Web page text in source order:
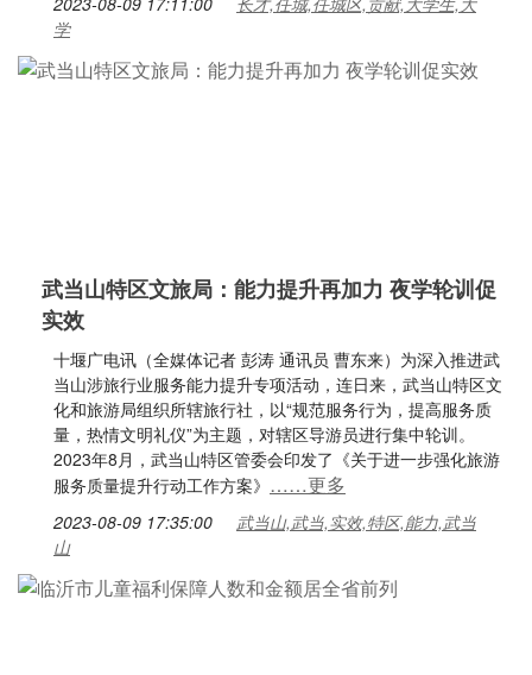
学
武当山特区文旅局：能力提升再加力 夜学轮训促
实效
十堰广电讯（全媒体记者 彭涛 通讯员 曹东来）为深入推进武
当山涉旅行业服务能力提升专项活动，连日来，武当山特区文
化和旅游局组织所辖旅行社，以“规范服务行为，提高服务质
量，热情文明礼仪”为主题，对辖区导游员进行集中轮训。
2023年8月，武当山特区管委会印发了《关于进一步强化旅游
服务质量提升行动工作方案》 ……更多
2023-08-09 17:35:00
武当山,武当,实效,特区,能力,武当
山